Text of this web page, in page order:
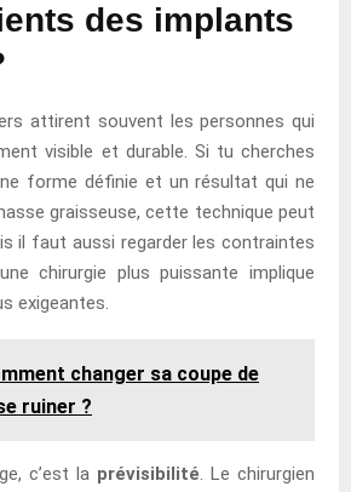
des implants
attirent souvent les personnes qui
visible et durable. Si tu cherches
forme définie et un résultat qui ne
graisseuse, cette technique peut
il faut aussi regarder les contraintes
chirurgie plus puissante implique
exigeantes.
changer sa coupe de
ruiner ?
c’est la prévisibilité. Le chirurgien